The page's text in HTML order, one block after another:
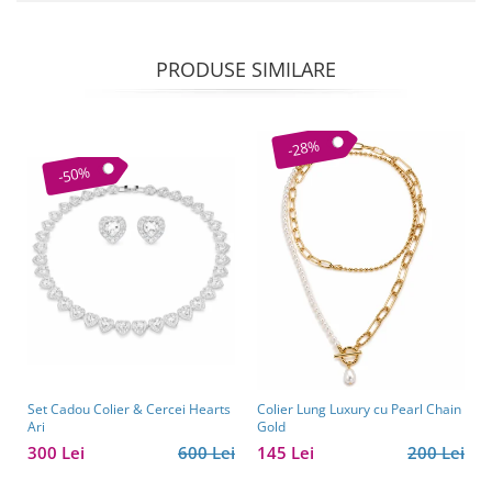
PRODUSE SIMILARE
-50%
Set Cadou Colier & Cercei Hearts
Ari
600 Lei
300 Lei
-28%
Colier Lung Luxury cu Pearl Chain
Gold
200 Lei
145 Lei